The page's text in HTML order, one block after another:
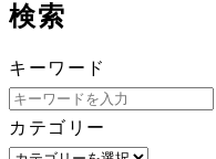
検索
キーワード
カテゴリー